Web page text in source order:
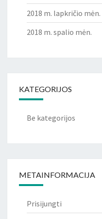
2018 m. lapkričio mėn.
2018 m. spalio mėn.
KATEGORIJOS
Be kategorijos
METAINFORMACIJA
Prisijungti